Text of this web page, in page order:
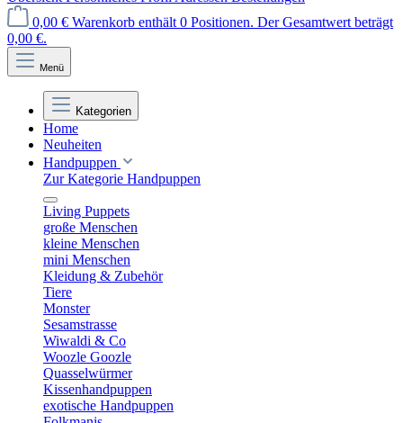
0,00 € Warenkorb enthält 0 Positionen. Der Gesamtwert beträgt
0,00 €.
Menü
Kategorien
Home
Neuheiten
Handpuppen
Zur Kategorie Handpuppen
Living Puppets
große Menschen
kleine Menschen
mini Menschen
Kleidung & Zubehör
Tiere
Monster
Sesamstrasse
Wiwaldi & Co
Woozle Goozle
Quasselwürmer
Kissenhandpuppen
exotische Handpuppen